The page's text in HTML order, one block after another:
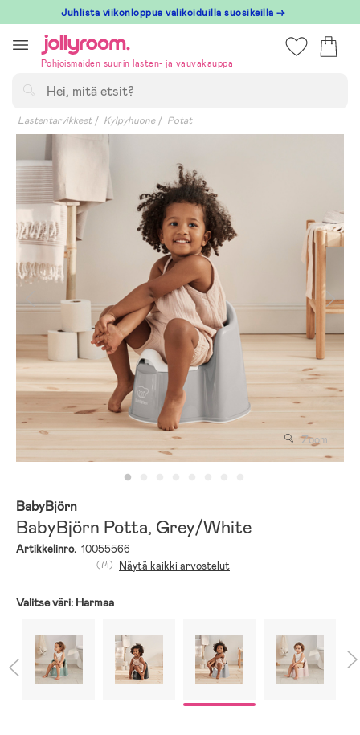
till
innehållet
Juhlista viikonloppua valikoiduilla suosikeilla →
Pohjoismaiden suurin lasten- ja vauvakauppa
Lastentarvikkeet Kylpyhuone Potat
Zoom
BabyBjörn
BabyBjörn Potta, Grey/White
Artikkelinro. 10055566
(74) Näytä kaikki arvostelut
Valitse väri: Harmaa